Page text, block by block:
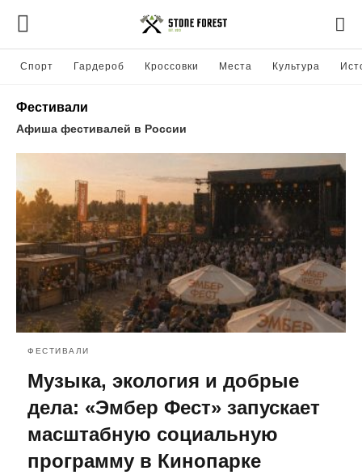
Спорт Гардероб Кроссовки Места Культура
Фестивали
Афиша фестивалей в России
ФЕСТИВАЛИ
Музыка, экология и добрые
дела: «Эмбер Фест» запускает
масштабную социальную
программу в Кинопарке